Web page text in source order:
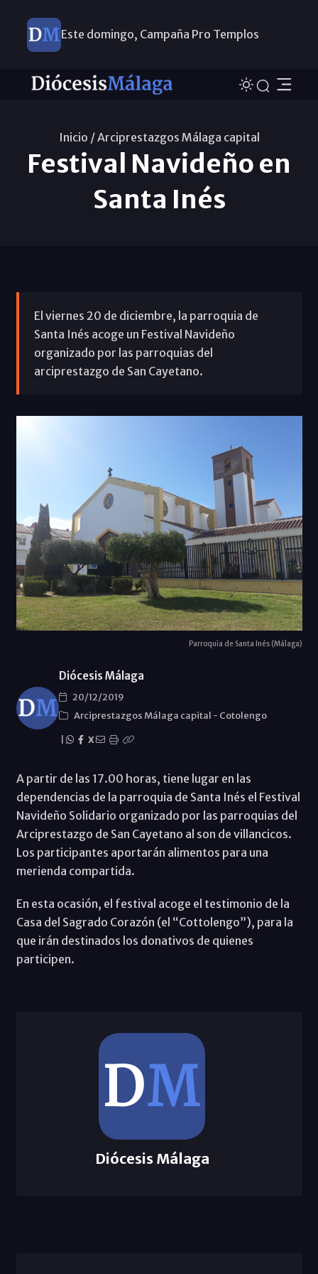
Este domingo, Campaña Pro Templos
Inicio /Arciprestazgos Málaga capital
Festival Navideño en
Santa Inés
El viernes 20 de diciembre, la parroquia de
Santa Inés acoge un Festival Navideño
organizado por las parroquias del
arciprestazgo de San Cayetano.
Parroquia de Santa Inés (Málaga)
Diócesis Málaga
20/12/2019
Arciprestazgos Málaga capital - Cotolengo
X
A partir de las 17.00 horas, tiene lugar en las
dependencias de la parroquia de Santa Inés el Festival
Navideño Solidario organizado por las parroquias del
Arciprestazgo de San Cayetano al son de villancicos.
Los participantes aportarán alimentos para una
merienda compartida.
En esta ocasión, el festival acoge el testimonio de la
Casa del Sagrado Corazón (el “Cottolengo”), para la
que irán destinados los donativos de quienes
participen.
Diócesis Málaga